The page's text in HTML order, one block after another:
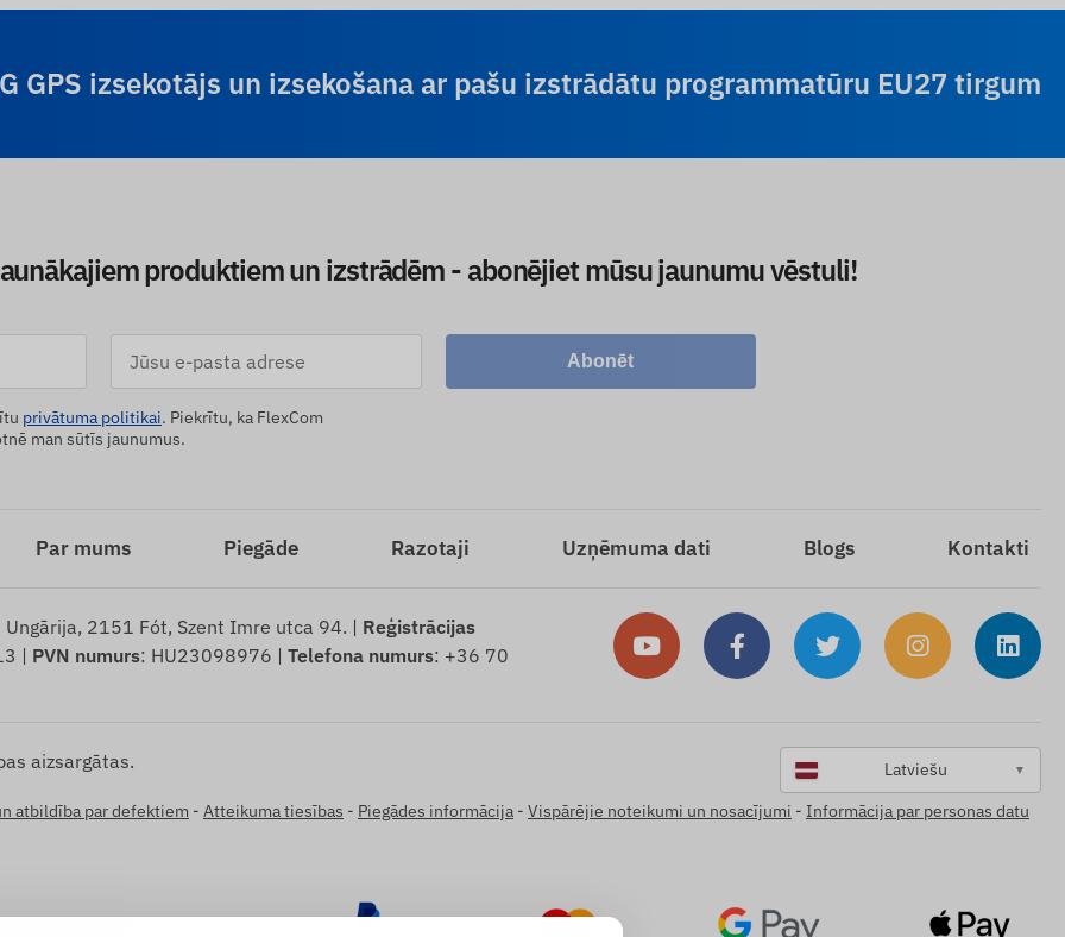
GPS izsekotājs un izsekošana ar pašu izstrādātu programmatūru EU27 tirgum
produktiem un izstrādēm - abonējiet mūsu jaunumu vēstuli!
Abonēt
privātuma politikai. Piekrītu, ka FlexCom
man sūtīs jaunumus.
Par mums Piegāde Razotaji Uzņēmuma dati Blogs Kontakti
Ungārija, 2151 Fót, Szent Imre utca 94. | Reģistrācijas
| PVN numurs: HU23098976 | Telefona numurs: +36 70
aizsargātas. Latviešu ▼
atbildība par defektiem - Atteikuma tiesības - Piegādes informācija - Vispārējie noteikumi un nosacījumi - Informācija par personas datu